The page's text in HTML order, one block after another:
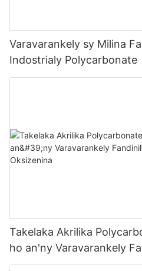
Varavarankely sy Milina
Indostrialy Polycarbonate
Takelaka Akrilika
ho an'ny Varavarankely
Varavarankely Oksizenina